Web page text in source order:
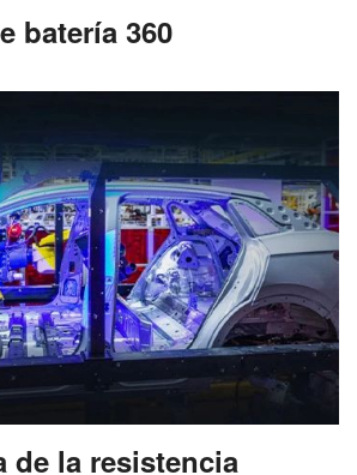
batería 360
de la resistencia